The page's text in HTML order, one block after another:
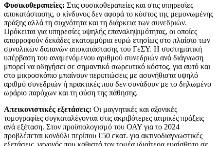
Φυσικοθεραπείες: Στις φυσικοθεραπείες και στις υπηρεσίες
αποκατάστασης, ο κίνδυνος δεν αφορά το κόστος της μεμονωμένης
πράξης αλλά τη συχνότητα και τη διάρκεια των συνεδριών.
Πρόκειται για υπηρεσίες υψηλής επαναληψιμότητας, οι οποίες
απορροφούν δεκάδες εκατομμύρια ευρώ ετησίως στο πλαίσιο των
συνολικών δαπανών αποκατάστασης του ΓεΣΥ. Η συστηματική
υπέρβαση του αναμενόμενου αριθμού συνεδριών ανά διάγνωση
μπορεί να οδηγήσει σε σημαντικό σωρευτικό κόστος, για αυτό και
στο μικροσκόπιο μπαίνουν περιπτώσεις με ασυνήθιστα υψηλό
αριθμό συνεδριών ή πρακτικές που δεν συνάδουν με το δηλωμένο
ωράριο παρόχων και τη φύση της πάθησης.
Απεικονιστικές εξετάσεις: Οι μαγνητικές και αξονικές
τομογραφίες συγκαταλέγονται στις ακριβότερες ιατρικές πράξεις
ανά εξέταση. Στον προϋπολογισμό του ΟΑΥ για το 2024
προβλέπεται κονδύλι περίπου €50 εκατ. για ακτινοδιαγνωστικές
εξετάσεις, γεγονός που καθιστά τον τομέα ιδιαίτερα ευαίσθητο σε